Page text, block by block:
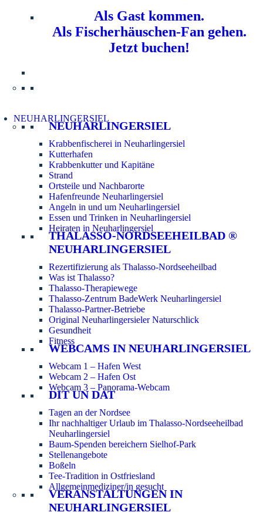
Als Gast kommen.
Als Fischerhäuschen-Fan gehen.
Jetzt buchen!
NEUHARLINGERSIEL
NEUHARLINGERSIEL
Krabbenfischerei in Neuharlingersiel
Kutterhafen
Krabbenkutter und Kapitäne
Strand
Ortsteile und Nachbarorte
Hafenfreunde Neuharlingersiel
Angeln in und um Neuharlingersiel
Essen und Trinken in Neuharlingersiel
Heiraten in Neuharlingersiel
THALASSO-NORDSEEHEILBAD ®
NEUHARLINGERSIEL
Rezertifizierung als Thalasso-Nordseeheilbad
Was ist Thalasso?
Thalasso-Therapiewege
Thalasso-Zentrum BadeWerk Neuharlingersiel
Thalasso-Partner-Betriebe
Original Neuharlingersieler Naturschlick
Gesundheit
Fitness
WEBCAMS IN NEUHARLINGERSIEL
Webcam 1 – Hafen West
Webcam 2 – Hafen Ost
Webcam 3 – Panorama-Webcam
DIT UN DAT
Tagen an der Nordsee
Ihr nachhaltiger Urlaub im Thalasso-Nordseeheilbad
Neuharlingersiel
Baum-Spenden bereichern Sielhof-Park
Stellenangebote
Boßeln
Tee-Tradition in Ostfriesland
Allgemeinmediziner/in gesucht
VERANSTALTUNGEN IN
NEUHARLINGERSIEL